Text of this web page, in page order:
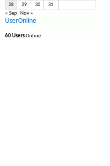
28 29 30 31
« Sep Nov »
UserOnline
60 UsersOnline